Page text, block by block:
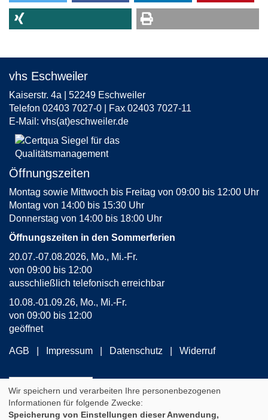
vhs Eschweiler
Kaiserstr. 4a | 52249 Eschweiler
Telefon 02403 7027-0 | Fax 02403 7027-11
E-Mail: vhs(at)eschweiler.de
Öffnungszeiten
Montag sowie Mittwoch bis Freitag von 09:00 bis 12:00 Uhr
Montag von 14:00 bis 15:30 Uhr
Donnerstag von 14:00 bis 18:00 Uhr
Öffnungszeiten in den Sommerferien
20.07.-07.08.2026, Mo., Mi.-Fr.
von 09:00 bis 12:00
ausschließlich telefonisch erreichbar
10.08.-01.09.26, Mo., Mi.-Fr.
von 09:00 bis 12:00
geöffnet
AGB Impressum Datenschutz Widerruf
Widerrufsformular
Wir speichern und verarbeiten Ihre personenbezogenen
Informationen für folgende Zwecke:
Speicherung von Einstellungen dieser Anwendung,